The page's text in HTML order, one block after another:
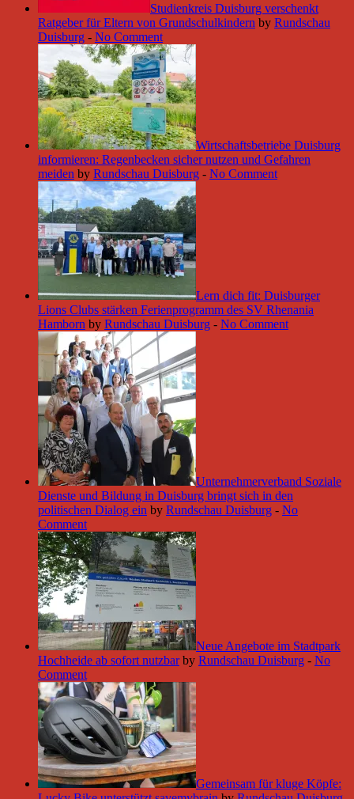
Studienkreis Duisburg verschenkt
Ratgeber für Eltern von Grundschulkindern by Rundschau
Duisburg - No Comment
Wirtschaftsbetriebe Duisburg
informieren: Regenbecken sicher nutzen und Gefahren
meiden by Rundschau Duisburg - No Comment
Lern dich fit: Duisburger
Lions Clubs stärken Ferienprogramm des SV Rhenania
Hamborn by Rundschau Duisburg - No Comment
Unternehmerverband Soziale
Dienste und Bildung in Duisburg bringt sich in den
politischen Dialog ein by Rundschau Duisburg - No
Comment
Neue Angebote im Stadtpark
Hochheide ab sofort nutzbar by Rundschau Duisburg - No
Comment
Gemeinsam für kluge Köpfe: